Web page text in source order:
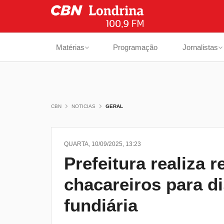
Matérias Programação Jornalistas
CBN NOTICIAS GERAL
QUARTA, 10/09/2025, 13:23
Prefeitura realiza
chacareiros para
fundiária